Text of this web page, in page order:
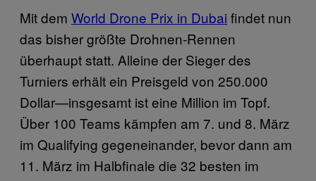
Mit dem World Drone Prix in Dubai findet nun
das bisher größte Drohnen-Rennen
überhaupt statt. Alleine der Sieger des
Turniers erhält ein Preisgeld von 250.000
Dollar—insgesamt ist eine Million im Topf.
Über 100 Teams kämpfen am 7. und 8. März
im Qualifying gegeneinander, bevor dann am
11. März im Halbfinale die 32 besten im